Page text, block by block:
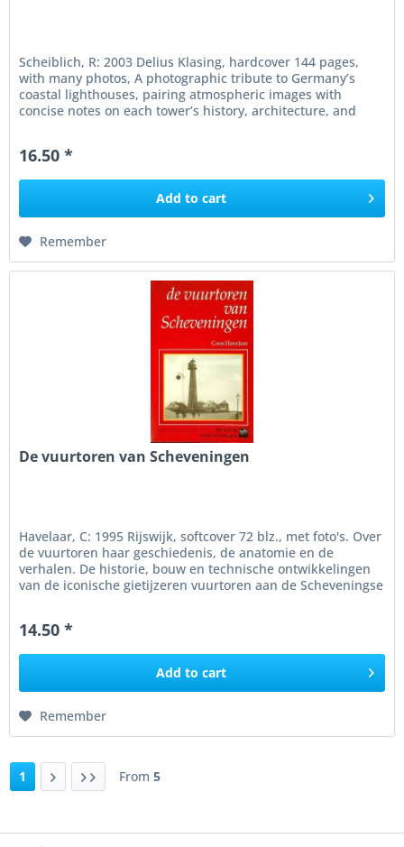
Scheiblich, R: 2003 Delius Klasing, hardcover 144 pages,
with many photos, A photographic tribute to Germany’s
coastal lighthouses, pairing atmospheric images with
concise notes on each tower’s history, architecture, and
16.50 *
Add to cart
Remember
De vuurtoren van Scheveningen
Havelaar, C: 1995 Rijswijk, softcover 72 blz., met foto's. Over
de vuurtoren haar geschiedenis, de anatomie en de
verhalen. De historie, bouw en technische ontwikkelingen
van de iconische gietijzeren vuurtoren aan de Scheveningse
14.50 *
Add to cart
Remember
1 From 5